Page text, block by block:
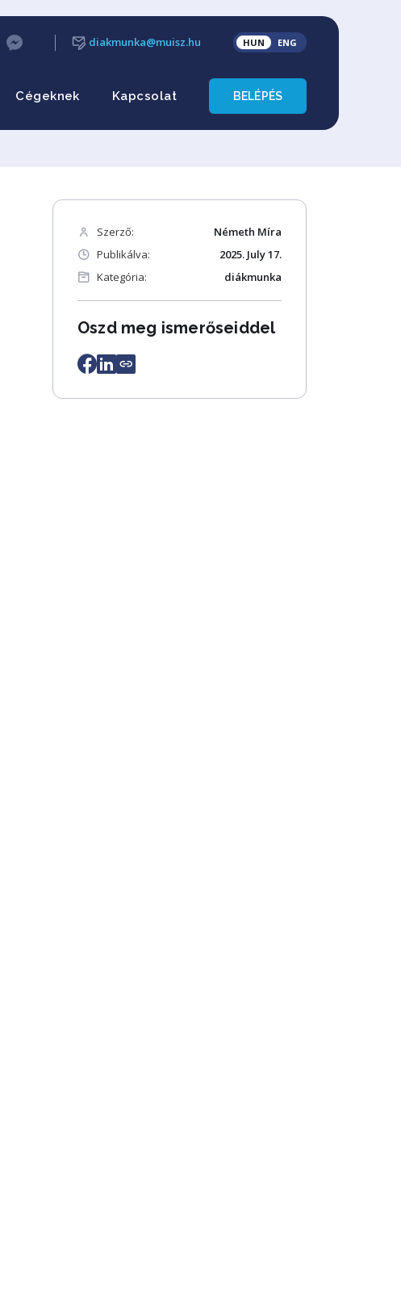
diakmunka@muisz.hu HUN ENG
Cégeknek Kapcsolat BELÉPÉS
Szerző:
Németh Míra
Publikálva:
2025. July 17.
Kategória:
diákmunka
Oszd meg ismerőseiddel